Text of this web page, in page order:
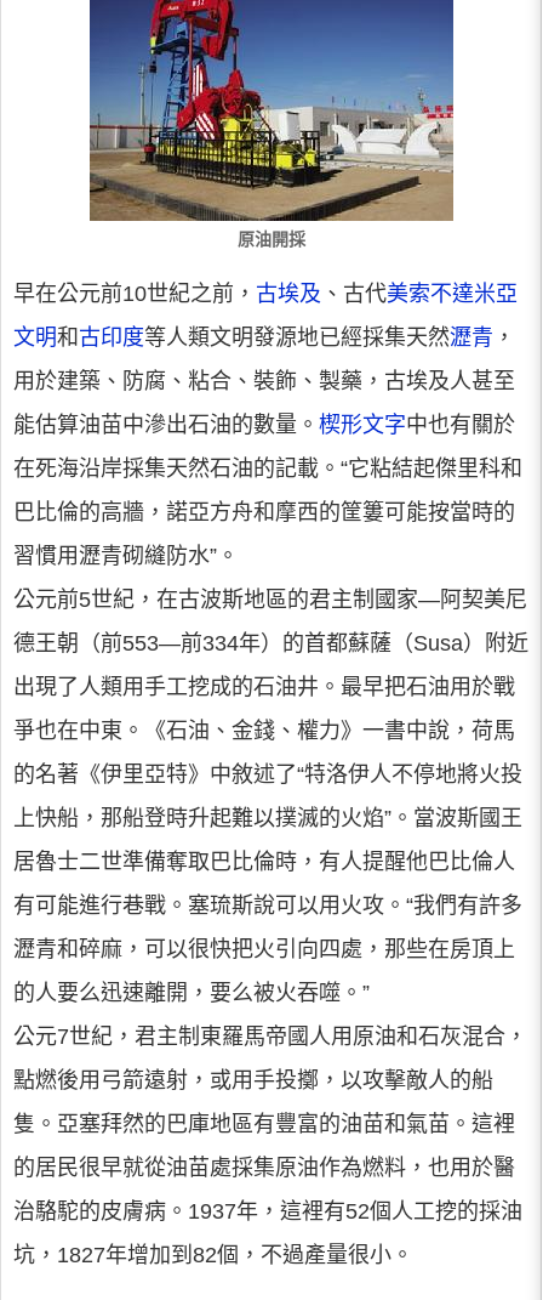
原油開採
早在公元前10世紀之前， 古埃及 、古代美索不達米亞
文明和 古印度等人類文明發源地已經採集天然瀝青 ，
用於建築、防腐、粘合、裝飾、製藥，古埃及人甚至
能估算油苗中滲出石油的數量。 楔形文字中也有關於
在死海沿岸採集天然石油的記載。“它粘結起傑里科和
巴比倫的高牆，諾亞方舟和摩西的筐簍可能按當時的
習慣用瀝青砌縫防水”。
公元前5世紀，在古波斯地區的君主制國家—阿契美尼
德王朝（前553—前334年）的首都蘇薩（Susa）附近
出現了人類用手工挖成的石油井。最早把石油用於戰
爭也在中東。《石油、金錢、權力》一書中說，荷馬
的名著《伊里亞特》中敘述了“特洛伊人不停地將火投
上快船，那船登時升起難以撲滅的火焰”。當波斯國王
居魯士二世準備奪取巴比倫時，有人提醒他巴比倫人
有可能進行巷戰。塞琉斯說可以用火攻。“我們有許多
瀝青和碎麻，可以很快把火引向四處，那些在房頂上
的人要么迅速離開，要么被火吞噬。”
公元7世紀，君主制東羅馬帝國人用原油和石灰混合，
點燃後用弓箭遠射，或用手投擲，以攻擊敵人的船
隻。亞塞拜然的巴庫地區有豐富的油苗和氣苗。這裡
的居民很早就從油苗處採集原油作為燃料，也用於醫
治駱駝的皮膚病。1937年，這裡有52個人工挖的採油
坑，1827年增加到82個，不過產量很小。